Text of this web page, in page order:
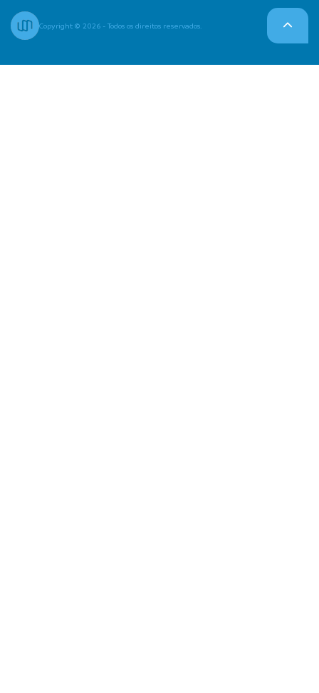
Copyright © 2026 - Todos os direitos reservados.